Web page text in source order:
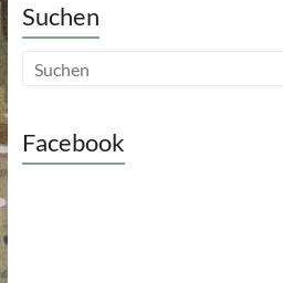
Suchen
Facebook